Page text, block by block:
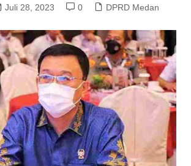
Juli 28, 2023 0 DPRD Medan